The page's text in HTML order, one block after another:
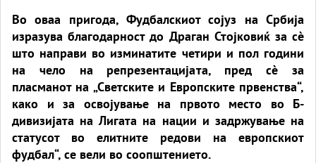
Во оваа пригода, Фудбалскиот сојуз на Србија
изразува благодарност до Драган Стојковиќ за сè
што направи во изминатите четири и пол години
на чело на репрезентацијата, пред сè за
пласманот на „Светските и Европските првенства“,
како и за освојување на првото место во Б-
дивизијата на Лигата на нации и задржување на
статусот во елитните редови на европскиот
фудбал“, се вели во соопштението.